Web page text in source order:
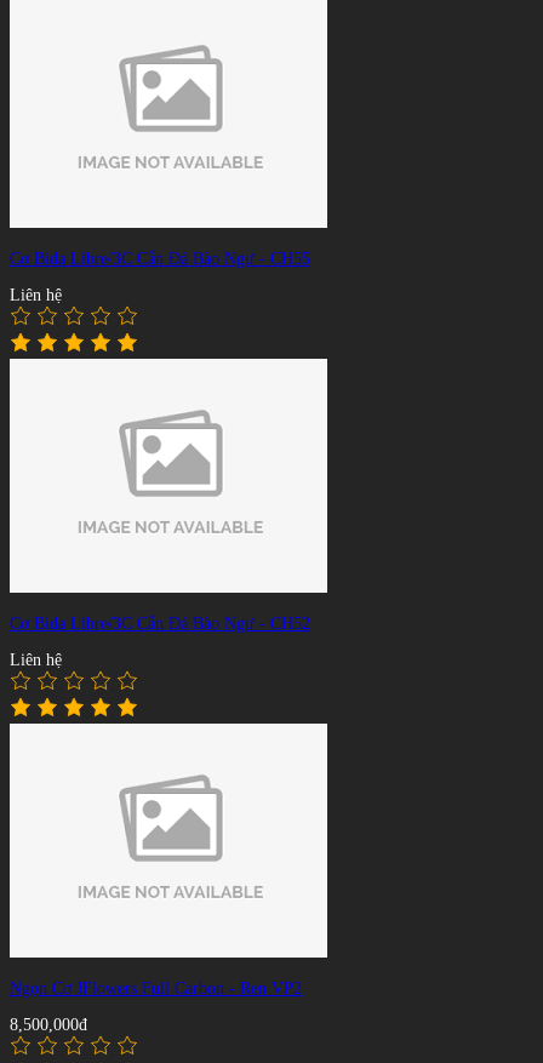
Cơ Bida Libre/3C Cẩn Đá Bào Ngư - CH55
Liên hệ
Cơ Bida Libre/3C Cẩn Đá Bào Ngư - CH52
Liên hệ
Ngọn Cơ JFlowers Full Carbon - Ren VP2
8,500,000đ